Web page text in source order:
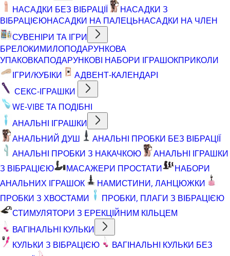
НАСАДКИ БЕЗ ВІБРАЦІЇ
НАСАДКИ З
ВІБРАЦІЄЮНАСАДКИ НА ПАЛЕЦЬНАСАДКИ НА ЧЛЕН
СУВЕНІРИ ТА ІГРИ
БРЕЛОКИМИЛОПОДАРУНКОВА
УПАКОВКАПОДАРУНКОВІ НАБОРИ ІГРАШОКПРИКОЛИ
ІГРИ/КУБІКИ
АДВЕНТ-КАЛЕНДАРІ
СЕКС-ІГРАШКИ
WE-VIBE ТА ПОДІБНІ
АНАЛЬНІ ІГРАШКИ
АНАЛЬНИЙ ДУШ
АНАЛЬНІ ПРОБКИ БЕЗ ВІБРАЦІЇ
АНАЛЬНІ ПРОБКИ З НАКАЧКОЮ
АНАЛЬНІ ІГРАШКИ
З ВІБРАЦІЄЮ
МАСАЖЕРИ ПРОСТАТИ
НАБОРИ
АНАЛЬНИХ ІГРАШОК
НАМИСТИНИ, ЛАНЦЮЖКИ
ПРОБКИ З ХВОСТАМИ
ПРОБКИ, ПЛАГИ З ВІБРАЦІЄЮ
СТИМУЛЯТОРИ З ЕРЕКЦІЙНИМ КІЛЬЦЕМ
ВАГІНАЛЬНІ КУЛЬКИ
КУЛЬКИ З ВІБРАЦІЄЮ
ВАГІНАЛЬНІ КУЛЬКИ БЕЗ